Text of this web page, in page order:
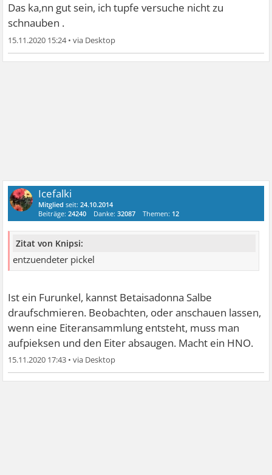
Das ka,nn gut sein, ich tupfe versuche nicht zu
schnauben .
15.11.2020 15:24•
Icefalki
Mitglied seit:24.10.2014
Beiträge:24240 Danke:32087 Themen: 12
Zitat von Knipsi:
entzuendeter pickel
Ist ein Furunkel, kannst Betaisadonna Salbe
draufschmieren. Beobachten, oder anschauen lassen,
wenn eine Eiteransammlung entsteht, muss man
aufpieksen und den Eiter absaugen. Macht ein HNO.
15.11.2020 17:43 •